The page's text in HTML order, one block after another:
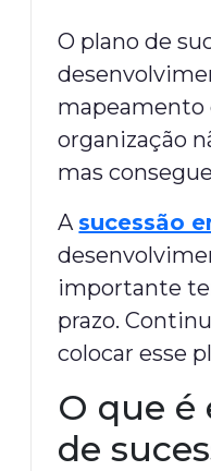
O plano de
mapeamento
organização
mas
A sucessão
importante
prazo.
colocar esse
O que
de